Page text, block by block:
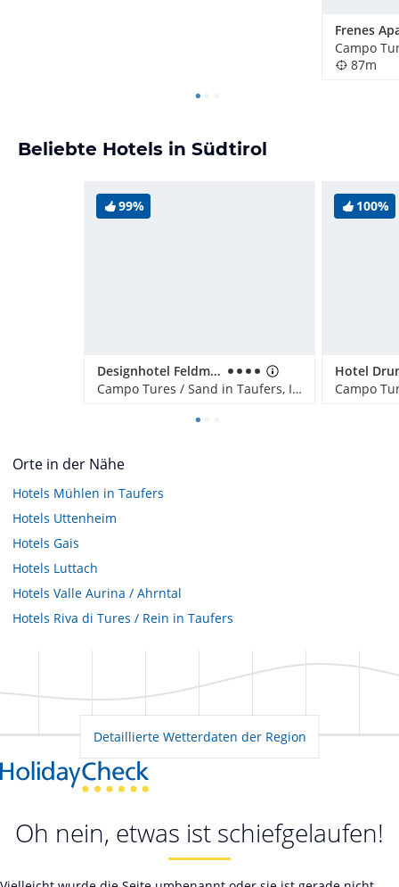
Frenes
87m
Beliebte Hotels in Südtirol
99%
Designhotel Feldmilla
Campo Tures / Sand in Taufers, Italien
100%
Hotel
Orte in der Nähe
Hotels Mühlen in Taufers
Hotels Uttenheim
Hotels Gais
Hotels Luttach
Hotels Valle Aurina / Ahrntal
Hotels Riva di Tures / Rein in Taufers
Detaillierte Wetterdaten der Region
Oh nein, etwas ist schiefgelaufen!